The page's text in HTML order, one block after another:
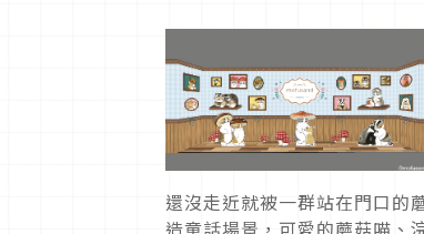
還沒走近就被一群站在門口的
造童話場景，可愛的蘑菇喵、